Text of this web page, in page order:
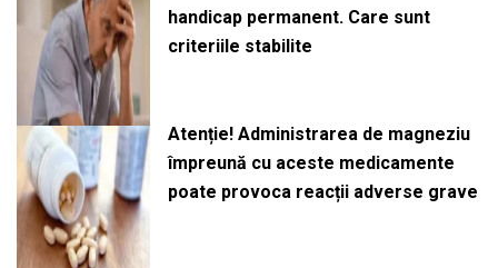
handicap permanent. Care sunt
criteriile stabilite
Atenție! Administrarea de magneziu
împreună cu aceste medicamente
poate provoca reacții adverse grave